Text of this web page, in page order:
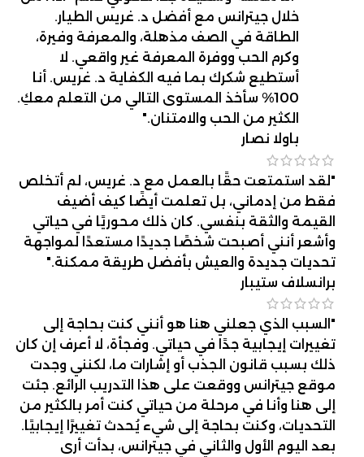
خلال جيترانس مع أفضل د. غريس الطيار.
الطاقة في الصف مذهلة، والمعرفة وفيرة،
وكرم الحب ووفرة المعرفة غير واقعي. لا
أستطيع شكرك بما فيه الكفاية د. غريس. أنا
100% سأخذ المستوى التالي من التعلم معكِ.
الكثير من الحب والامتنان."
باولا نصار
"لقد استمتعت حقًا بالعمل مع د. غريس، لم أتخلص
فقط من إدماني، بل تعلمت أيضًا كيف أضيف
القيمة والثقة بنفسي. كان ذلك محوريًا في حياتي
وأشعر أنني أصبحت شخصًا جديدًا مستعدًا لمواجهة
تحديات جديدة والعيش بأفضل طريقة ممكنة."
برانسلاف ستيبار
"السبب الذي جعلني هنا هو أنني كنت بحاجة إلى
تغييرات إيجابية جدًا في حياتي. وفجأة، لا أعرف إن كان
ذلك بسبب قانون الجذب أو إشارات ما، لكنني وجدت
موقع جيترانس ووقعت على هذا التدريب الرائع. جئت
إلى هنا وأنا في مرحلة من حياتي كنت أمر بالكثير من
التحديات، وكنت بحاجة إلى شيء يُحدث تغييرًا إيجابيًا.
بعد اليوم الأول والثاني في جيترانس، بدأت أرى